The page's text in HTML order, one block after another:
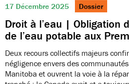
17 Décembre 2025 Dossier
Droit à l’eau | Obligation
de l’eau potable aux
Deux recours collectifs majeurs
négligence envers des
Manitoba et ouvrent la voie à la